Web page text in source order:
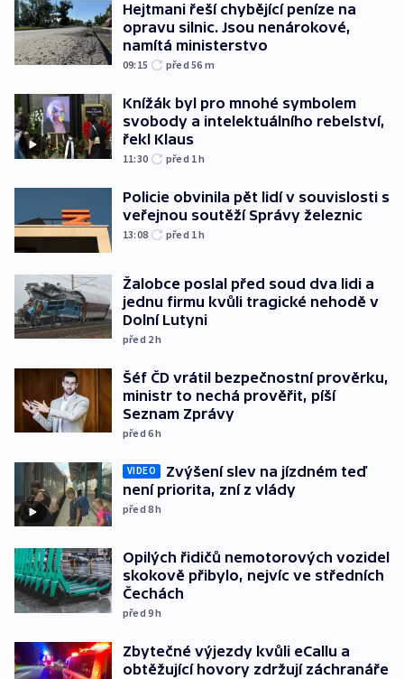
Hejtmani řeší chybějící peníze na
opravu silnic. Jsou nenárokové,
namítá ministerstvo
09:15 před 56 m
Knížák byl pro mnohé symbolem
svobody a intelektuálního rebelství,
řekl Klaus
11:30 před 1h
Policie obvinila pět lidí v souvislosti s
veřejnou soutěží Správy železnic
13:08 před 1h
Žalobce poslal před soud dva lidi a
jednu firmu kvůli tragické nehodě v
Dolní Lutyni
před 2h
Šéf ČD vrátil bezpečnostní prověrku,
ministr to nechá prověřit, píší
Seznam Zprávy
před 6h
VIDEO
Zvýšení slev na jízdném teď
není priorita, zní z vlády
před 8h
Opilých řidičů nemotorových vozidel
skokově přibylo, nejvíc ve středních
Čechách
před 9h
Zbytečné výjezdy kvůli eCallu a
obtěžující hovory zdržují záchranáře